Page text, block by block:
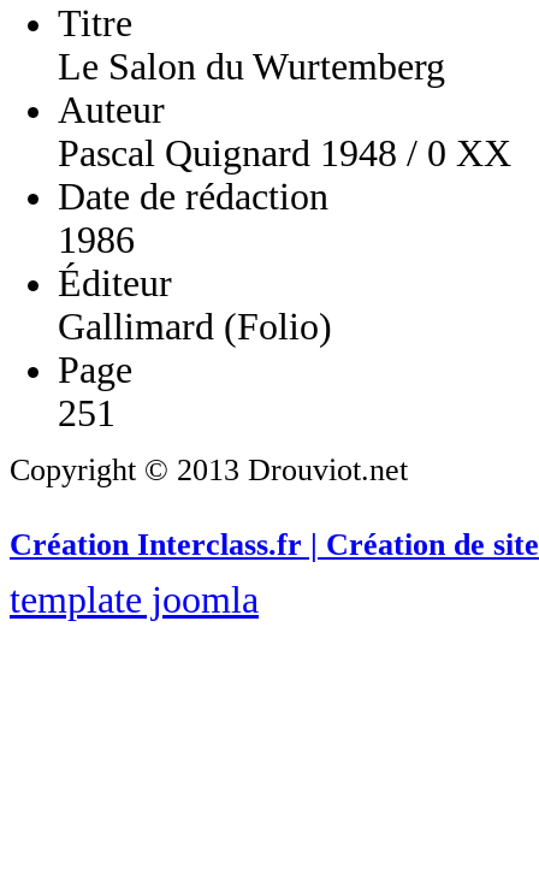
Titre
Le Salon du Wurtemberg
Auteur
Pascal Quignard 1948 / 0 XX
Date de rédaction
1986
Éditeur
Gallimard (Folio)
Page
251
Copyright © 2013 Drouviot.net
Création Interclass.fr | Création de
template joomla